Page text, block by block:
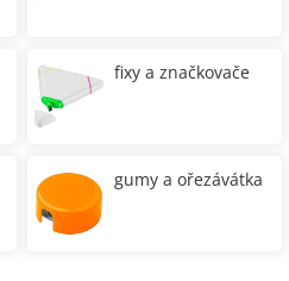
fixy a značkovače
gumy a ořezávátka